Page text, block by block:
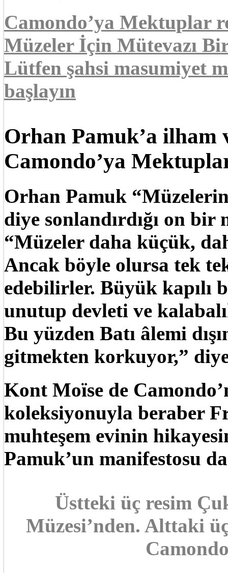
Camondo’ya Mektuplar
Müzeler İçin Mütevazı
Lütfen şahsi masumiyet
başlayın
Orhan Pamuk’a ilham
Camondo’ya
Orhan Pamuk
diye sonlandırdığı on
“Müzeler daha küçük,
Ancak böyle olursa tek
edebilirler. Büyük kapılı
unutup devleti ve
Bu yüzden Batı âlemi
gitmekten korkuyor,” diye
Kont Moïse de
koleksiyonuyla beraber
muhteşem evinin
Pamuk’un manifestosu
Üstteki üç resim
Müzesi’nden. Alttaki